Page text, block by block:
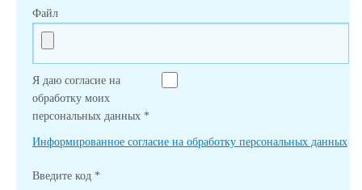
Файл
Я даю согласие на
обработку моих
персональных данных *
Информированное согласие на обработку персональных данных
Введите код *